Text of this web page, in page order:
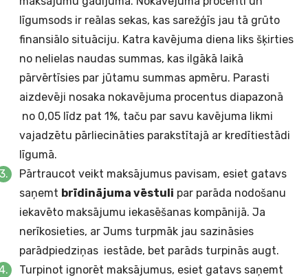
līgumsods ir reālas sekas, kas sarežģīs jau tā grūto
finansiālo situāciju. Katra kavējuma diena liks šķirties
no nelielas naudas summas, kas ilgākā laikā
pārvērtīsies par jūtamu summas apmēru. Parasti
aizdevēji nosaka nokavējuma procentus diapazonā
no 0,05 līdz pat 1%, taču par savu kavējuma likmi
vajadzētu pārliecināties parakstītajā ar kredītiestādi
līgumā.
Pārtraucot veikt maksājumus pavisam, esiet gatavs
saņemt brīdinājuma vēstuli par parāda nodošanu
iekavēto maksājumu iekasēšanas kompānijā. Ja
nerīkosieties, ar Jums turpmāk jau sazināsies
parādpiedziņas iestāde, bet parāds turpinās augt.
Turpinot ignorēt maksājumus, esiet gatavs saņemt